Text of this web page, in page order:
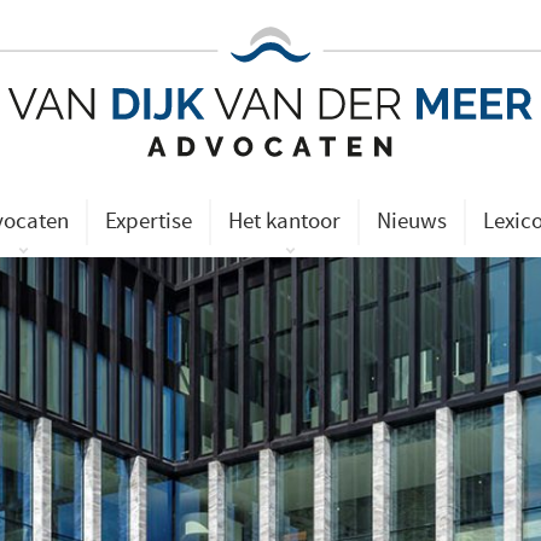
Expertise Het kantoor Nieuws